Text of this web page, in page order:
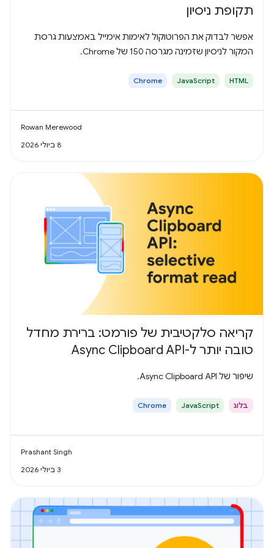
תקופת ניסיון
אפשר לבדוק את הפרוטוקול לאימות אימייל באמצעות גרסת
המקור לניסיון שזמינה מגרסה 150 של Chrome.
HTML
JavaScript
Chrome
Rowan Merewood
8 ביולי 2026
קריאה סלקטיבית של פורמט: ברירת מחדל
טובה יותר ל-Async Clipboard API
שיפור של Async Clipboard API.
בלוג JavaScript
Chrome
Prashant Singh
3 ביולי 2026